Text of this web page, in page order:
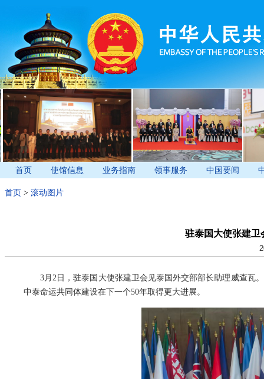
首页 使馆信息 业务指南 领事服务 中国要闻
首页 > 滚动图片
驻泰国大使张建卫
3月2日，驻泰国大使张建卫会见泰国外交部部长助理威查瓦
中泰命运共同体建设在下一个50年取得更大进展。